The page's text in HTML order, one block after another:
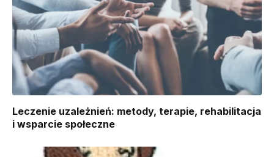
Leczenie uzależnień: metody, terapie, rehabilitacja
i wsparcie społeczne